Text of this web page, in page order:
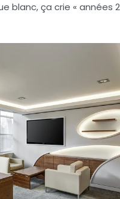
blanc, ça crie « années